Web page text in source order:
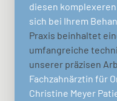
diesen
sich bei Ihrem
Praxis beinhaltet
umfangreiche
unserer präzisen
Fachzahnärztin für
Christine Meyer